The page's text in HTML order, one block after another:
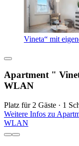
Vineta“ mit
Apartment "
WLAN
Platz für 2 Gäste · 1
Weitere Infos zu
WLAN